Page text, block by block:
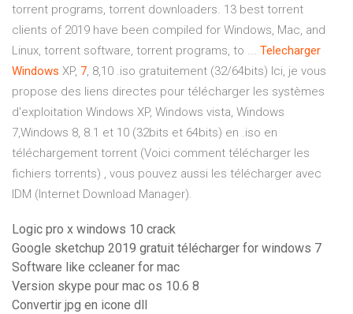
torrent programs, torrent downloaders. 13 best torrent
clients of 2019 have been compiled for Windows, Mac, and
Linux, torrent software, torrent programs, to ... Telecharger
Windows XP, 7, 8,10 .iso gratuitement (32/64bits) Ici, je vous
propose des liens directes pour télécharger les systèmes
d'exploitation Windows XP, Windows vista, Windows
7,Windows 8, 8.1 et 10 (32bits et 64bits) en .iso en
téléchargement torrent (Voici comment télécharger les
fichiers torrents) , vous pouvez aussi les télécharger avec
IDM (Internet Download Manager).
Logic pro x windows 10 crack
Google sketchup 2019 gratuit télécharger for windows 7
Software like ccleaner for mac
Version skype pour mac os 10.6 8
Convertir jpg en icone dll